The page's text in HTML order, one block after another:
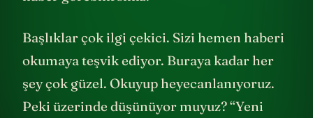
Başlıklar çok ilgi çekici. Sizi hemen haberi
okumaya teşvik ediyor. Buraya kadar her
şey çok güzel. Okuyup heyecanlanıyoruz.
Peki üzerinde düşünüyor muyuz? “Yeni